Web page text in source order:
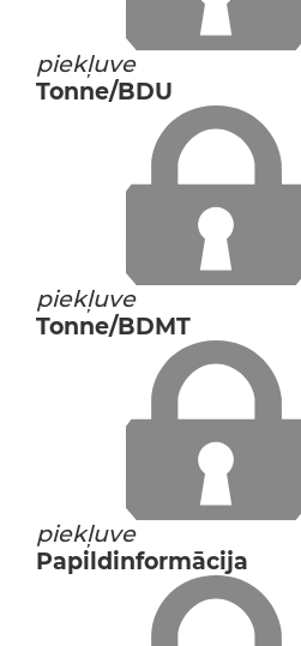
piekļuve
Tonne/BDU
piekļuve
Tonne/BDMT
piekļuve
Papildinformācija